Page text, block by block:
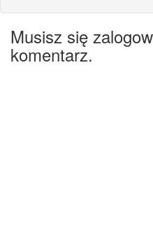
Musisz się
komentarz.